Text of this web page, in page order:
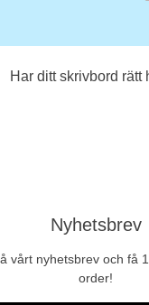
Har ditt skrivbord rätt
Nyhetsbrev
vårt nyhetsbrev och få
order!